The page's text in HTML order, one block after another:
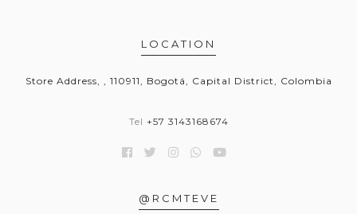
LOCATION
Store Address, , 110911, Bogotá, Capital District, Colombia
Tel +57 3143168674
@RCMTEVE